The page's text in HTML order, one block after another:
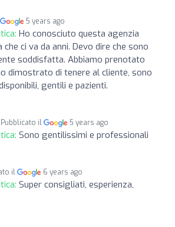
5 years ago
Ho conosciuto questa agenzia
ci va da anni. Devo dire che sono
soddisfatta. Abbiamo prenotato
dimostrato di tenere al cliente, sono
gentili e pazienti.
Pubblicato il 5 years ago
Sono gentilissimi e professionali
il 6 years ago
Super consigliati, esperienza,